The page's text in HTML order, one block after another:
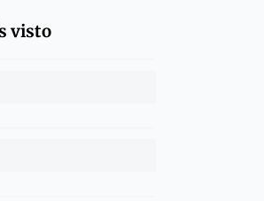
visto